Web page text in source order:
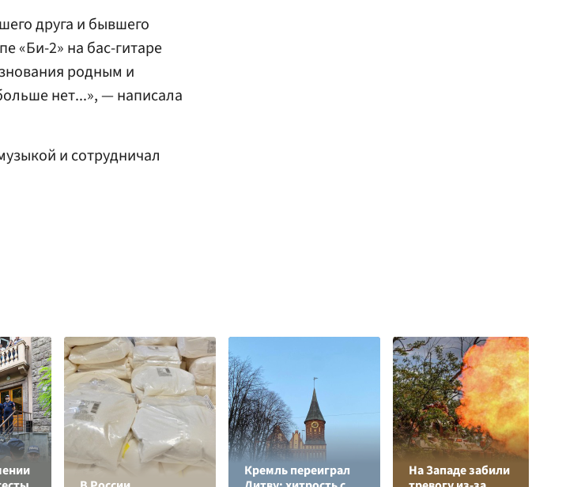
друга и бывшего
«Би-2» на бас-гитаре
родным и
нет...», — написала
и сотрудничал
Кремль переиграл
На Западе забили